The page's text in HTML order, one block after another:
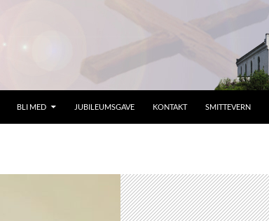
BLI MED JUBILEUMSGAVE KONTAKT SMITTEVERN